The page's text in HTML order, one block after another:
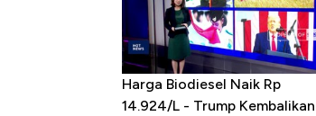
Harga Biodiesel Naik Rp
14.924/L - Trump Kembalikan